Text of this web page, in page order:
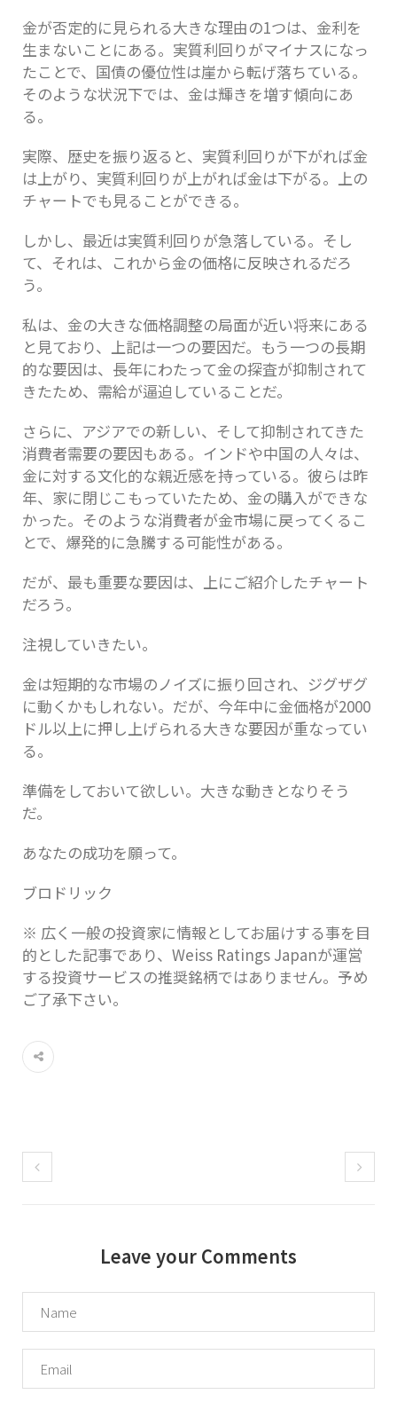
金が否定的に見られる大きな理由の1つは、金利を
生まないことにある。実質利回りがマイナスになっ
たことで、国債の優位性は崖から転げ落ちている。
そのような状況下では、金は輝きを増す傾向にあ
る。
実際、歴史を振り返ると、実質利回りが下がれば金
は上がり、実質利回りが上がれば金は下がる。上の
チャートでも見ることができる。
しかし、最近は実質利回りが急落している。そし
て、それは、これから金の価格に反映されるだろ
う。
私は、金の大きな価格調整の局面が近い将来にある
と見ており、上記は一つの要因だ。もう一つの長期
的な要因は、長年にわたって金の探査が抑制されて
きたため、需給が逼迫していることだ。
さらに、アジアでの新しい、そして抑制されてきた
消費者需要の要因もある。インドや中国の人々は、
金に対する文化的な親近感を持っている。彼らは昨
年、家に閉じこもっていたため、金の購入ができな
かった。そのような消費者が金市場に戻ってくるこ
とで、爆発的に急騰する可能性がある。
だが、最も重要な要因は、上にご紹介したチャート
だろう。
注視していきたい。
金は短期的な市場のノイズに振り回され、ジグザグ
に動くかもしれない。だが、今年中に金価格が2000
ドル以上に押し上げられる大きな要因が重なってい
る。
準備をしておいて欲しい。大きな動きとなりそう
だ。
あなたの成功を願って。
ブロドリック
※ 広く一般の投資家に情報としてお届けする事を目
的とした記事であり、Weiss Ratings Japanが運営
する投資サービスの推奨銘柄ではありません。予め
ご了承下さい。
Leave your Comments